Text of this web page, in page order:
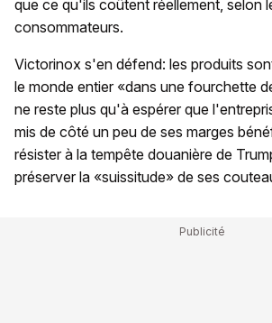
que ce qu'ils coûtent réellement, selon
consommateurs.
Victorinox s'en défend: les produits
le monde entier «dans une fourchette
ne reste plus qu'à espérer que
mis de côté un peu de ses marges
résister à la tempête douanière de
préserver la «suissitude» de ses